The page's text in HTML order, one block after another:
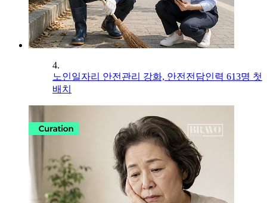
4.
노인일자리 안전관리 강화, 안전전담인력 613명 첫
배치